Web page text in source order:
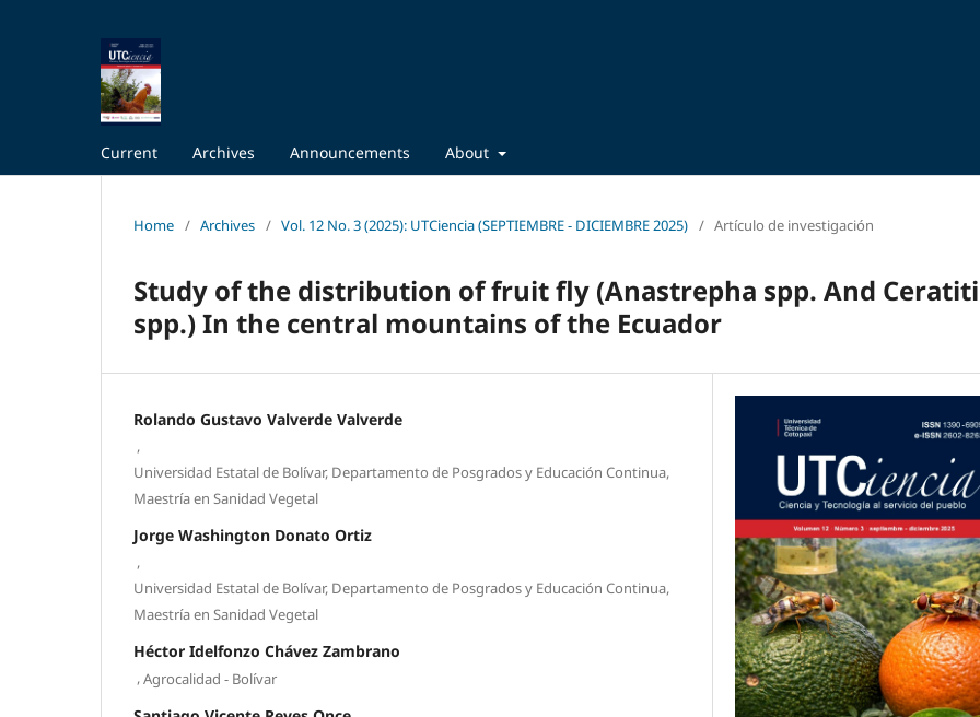
Current Archives Announcements About
Home / Archives / Vol. 12 No. 3 (2025): UTCiencia (SEPTIEMBRE - DICIEMBRE 2025) / Artículo de investigación
Study of the distribution of fruit fly (Anastrepha spp. And
spp.) In the central mountains of the Ecuador
Rolando Gustavo Valverde Valverde
,
Universidad Estatal de Bolívar, Departamento de Posgrados y Educación Continua,
Maestría en Sanidad Vegetal
Jorge Washington Donato Ortiz
,
Universidad Estatal de Bolívar, Departamento de Posgrados y Educación Continua,
Maestría en Sanidad Vegetal
Héctor Idelfonzo Chávez Zambrano
,Agrocalidad - Bolívar